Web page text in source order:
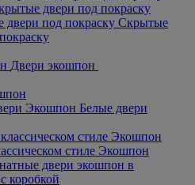
двери под покраску
Скрытые
Двери экошпон
Белые двери
стиле Экошпон